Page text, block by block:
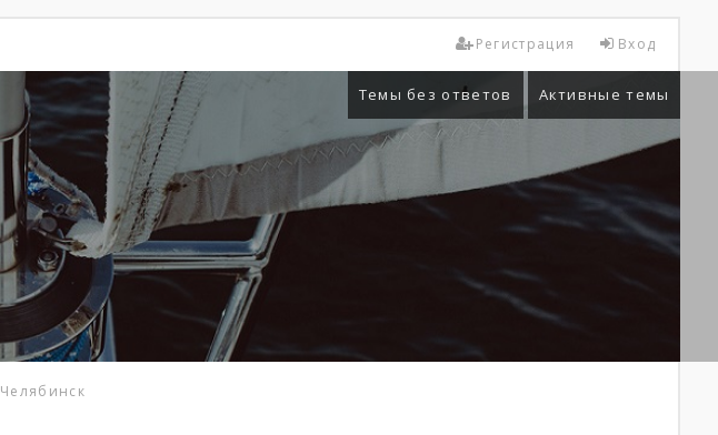
Вход
Регистрация
Темы без ответов Активные темы
Челябинск